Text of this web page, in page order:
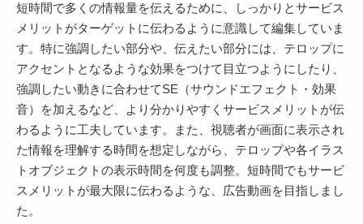
短時間で多くの情報量を伝えるために、しっかりとサービス
メリットがターゲットに伝わるように意識して編集していま
す。特に強調したい部分や、伝えたい部分には、テロップに
アクセントとなるような効果をつけて目立つようにしたり、
強調したい動きに合わせてSE（サウンドエフェクト・効果
音）を加えるなど、より分かりやすくサービスメリットが伝
わるように工夫しています。また、視聴者が画面に表示され
た情報を理解する時間を想定しながら、テロップや各イラス
トオブジェクトの表示時間を何度も調整。短時間でもサービ
スメリットが最大限に伝わるような、広告動画を目指しまし
た。